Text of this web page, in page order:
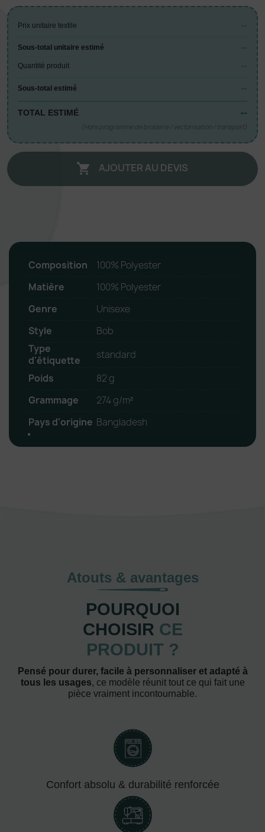
Prix unitaire textile --
Sous-total unitaire estimé --
Quantité produit --
Sous-total estimé --
TOTAL ESTIMÉ --
(Hors programme de broderie / vectorisation / transport)
 AJOUTER AU DEVIS
Composition
100% Polyester
Matière
100% Polyester
Genre
Unisexe
Style
Bob
Type
d'étiquette
standard
Poids
82 g
Grammage
274 g/m²
Pays d'origine Bangladesh
Atouts & avantages
POURQUOI
CHOISIR CE
PRODUIT ?
Pensé pour durer, facile à personnaliser et adapté à
tous les usages, ce modèle réunit tout ce qui fait une
pièce vraiment incontournable.
Confort absolu & durabilité renforcée